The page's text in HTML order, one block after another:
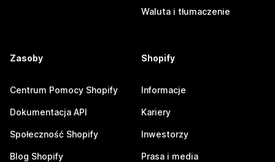
Waluta i tłumaczenie
Zasoby
Centrum Pomocy Shopify
Dokumentacja API
Społeczność Shopify
Blog Shopify
Shopify
Informacje
Kariery
Inwestorzy
Prasa i media